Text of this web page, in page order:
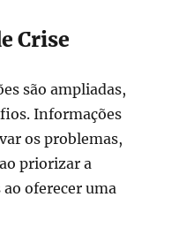
Crise
são ampliadas,
Informações
os problemas,
priorizar a
oferecer uma